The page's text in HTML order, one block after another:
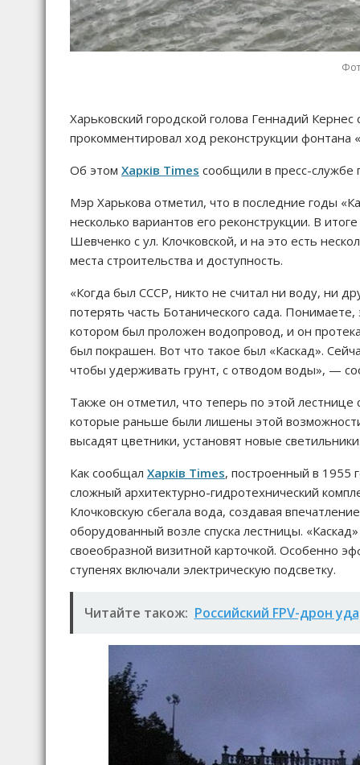
Харьковский городской голова Геннадий Кернес
прокомментировал ход реконструкции фонтана
Об этом Харків Times сообщили в пресс-службе
Мэр Харькова отметил, что в последние годы
несколько вариантов его реконструкции. В
Шевченко с ул. Клочковской, и на это есть
места строительства и доступность.
«Когда был СССР, никто не считал ни воду, ни
потерять часть Ботанического сада.
котором был проложен водопровод, и он
был покрашен. Вот что такое был «Каскад».
чтобы удерживать грунт, с отводом воды», —
Также он отметил, что теперь по этой
которые раньше были лишены этой
высадят цветники, установят новые
Как сообщал Харків Times, построенный в 1955
сложный архитектурно-гидротехнический
Клочковскую сбегала вода, создавая
оборудованный возле спуска лестницы.
своеобразной визитной карточкой. Особенно
ступенях включали электрическую подсветку.
Читайте також: Российский FPV-дрон